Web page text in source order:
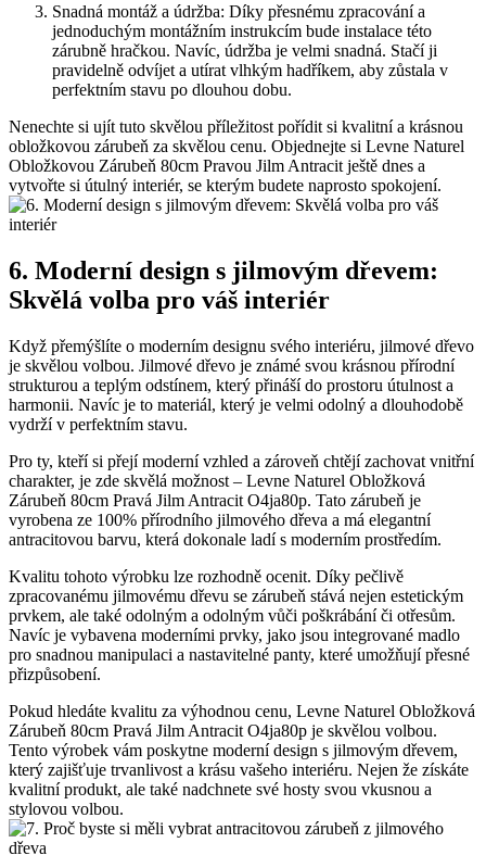
Snadná montáž a údržba: Díky přesnému zpracování a
jednoduchým montážním instrukcím bude instalace této
zárubně hračkou. Navíc, údržba je velmi snadná. Stačí ji
pravidelně odvíjet a utírat vlhkým hadříkem, aby zůstala v
perfektním stavu po dlouhou dobu.
Nenechte si ujít tuto skvělou příležitost pořídit si kvalitní a krásnou
obložkovou zárubeň za skvělou cenu. Objednejte si Levne Naturel
Obložkovou Zárubeň 80cm Pravou Jilm Antracit ještě dnes a
vytvořte si útulný interiér, se kterým budete naprosto spokojení.
6. Moderní design s jilmovým dřevem:
Skvělá volba pro váš interiér
Když přemýšlíte o moderním designu svého interiéru, jilmové dřevo
je skvělou volbou. Jilmové dřevo je známé svou krásnou přírodní
strukturou a teplým odstínem, který přináší do prostoru útulnost a
harmonii. Navíc je to materiál, který je velmi odolný a dlouhodobě
vydrží v perfektním stavu.
Pro ty, kteří si přejí moderní vzhled a zároveň chtějí zachovat vnitřní
charakter, je zde skvělá možnost – Levne Naturel Obložková
Zárubeň 80cm Pravá Jilm Antracit O4ja80p. Tato zárubeň je
vyrobena ze 100% přírodního jilmového dřeva a má elegantní
antracitovou barvu, která dokonale ladí s moderním prostředím.
Kvalitu tohoto výrobku lze rozhodně ocenit. Díky pečlivě
zpracovanému jilmovému dřevu se zárubeň stává nejen estetickým
prvkem, ale také odolným a odolným vůči poškrábání či otřesům.
Navíc je vybavena moderními prvky, jako jsou integrované madlo
pro snadnou manipulaci a nastavitelné panty, které umožňují přesné
přizpůsobení.
Pokud hledáte kvalitu za výhodnou cenu, Levne Naturel Obložková
Zárubeň 80cm Pravá Jilm Antracit O4ja80p je skvělou volbou.
Tento výrobek vám poskytne moderní design s jilmovým dřevem,
který zajišťuje trvanlivost a krásu vašeho interiéru. Nejen že získáte
kvalitní produkt, ale také nadchnete své hosty svou vkusnou a
stylovou volbou.